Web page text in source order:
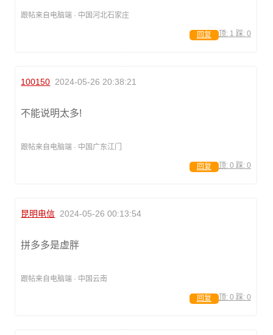
跟帖来自电脑端 · 中国河北石家庄
顶: 1 踩: 0
回复
100150 2024-05-26 20:38:21
不能说明太多!
跟帖来自电脑端 · 中国广东江门
顶: 0 踩: 0
回复
昆明电信 2024-05-26 00:13:54
拼多多是虚胖
跟帖来自电脑端 · 中国云南
顶: 0 踩: 0
回复